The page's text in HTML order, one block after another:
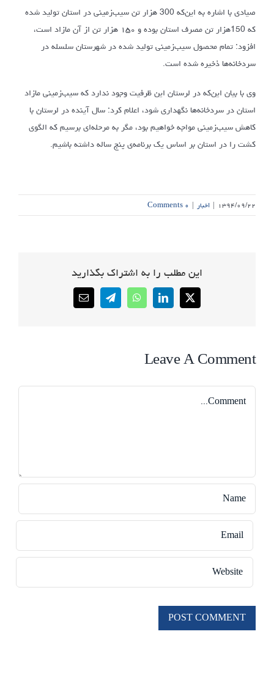
صیادی با اشاره به این‌که 300 هزار تن سیب‌زمینی در استان تولید شده
که 150هزار تن مصرف استان بوده و ۱۵۰ هزار تن از آن مازاد است،
افزود: تمام محصول سیب‌زمینی تولید شده در شهرستان سلسله در
سردخانه‌ها ذخیره شده است.
وی با بیان این‌که در لرستان این ظرفیت وجود ندارد که سیب‌زمینی مازاد
استان در سردخانه‌ها نگهداری شود، اعلام کرد: سال آینده در لرستان با
کاهش سیب‌زمینی مواجه خواهیم بود، مگر به مرحله‌ای برسیم که الگوی
کشت را در استان بر اساس یک برنامه‌ی پنج ساله داشته باشیم.
۱۳۹۴/۰۹/۲۲ | اخبار | ۰ Comments
این مطلب را به اشتراک بگذارید
X
LinkedIn
WhatsApp
Telegram
Email
Leave A Comment